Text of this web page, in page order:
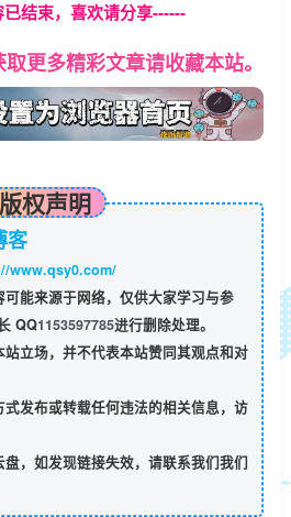
结束，喜欢请分享------
更多精彩文章请收藏本站。
版权声明
客
www.qsy0.com/
能来源于网络，仅供大家学习与参
QQ1153597785进行删除处理。
立场，并不代表本站赞同其观点和对
发布或转载任何违法的相关信息，访
，如发现链接失效，请联系我们我们